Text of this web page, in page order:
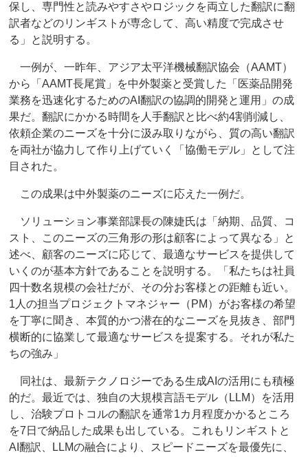
保し、専門性と読みやすさやロジックを両立した翻訳に翻
訳者などのリンギストが専念して、高い精度で完成させ
る」と説明する。
一例が、一昨年、アジア太平洋機械翻訳協会（AAMT）
から「AAMT長尾賞」を中外製薬と受賞した「医薬品開発
業務を迅速化するためのAI翻訳の協調的開発と運用」の成
果だ。翻訳にかかる時間を人手翻訳と比べ約4割削減し、
依頼企業のニーズを十分に汲み取りながら、質の高い翻訳
を両社が協力して作り上げていく「協働モデル」として注
目された。
この成果は中外製薬のニーズに応えた一例だ。
ソリューション事業部課長の陳婕氏は「納期、品質、コ
スト、このニーズの三角形の形は顧客によって異なる」と
述べ、顧客のニーズに応じて、最適なサービスを提供して
いくのが基本方針であることを説明する。「私たちは社員
四十数名規模の会社だが、その分お客様との距離も近い。
1人の担当プロジェクトマネジャー（PM）がお客様の希望
を丁寧に聞き、本質的かつ潜在的なニーズを見抜き、部門
横断的に協業して最適なサービスを提案する。それが私た
ちの強み」
同社は、最新テクノロジーである生成AIの活用にも積極
的だ。最近では、独自の大規模言語モデル（LLM）を活用
し、治験プロトコルの翻訳を通常1カ月程度かかるところ
を7日で納品した成果も出している。これもリンギストと
AI翻訳、LLMの融合により、スピードニーズを最優先に、